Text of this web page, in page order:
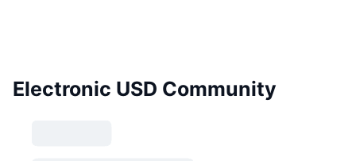
Electronic USD Community